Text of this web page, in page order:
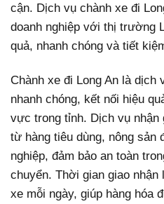
cận. Dịch vụ chành xe đi
doanh nghiệp với thị trường
quả, nhanh chóng và tiết
Chành xe đi Long An là dịch
nhanh chóng, kết nối hiệu
vực trong tỉnh. Dịch vụ nhận
từ hàng tiêu dùng, nông sản
nghiệp, đảm bảo an toàn
chuyển. Thời gian giao
xe mỗi ngày, giúp hàng hóa